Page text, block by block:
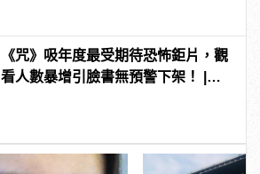
《咒》吸年度最受期待恐怖鉅片，觀
看人數暴增引臉書無預警下架！ |